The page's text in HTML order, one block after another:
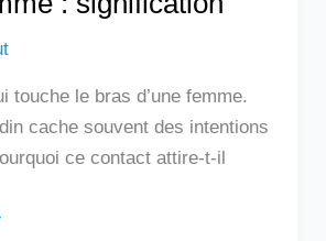
touche le bras d’une femme.
cache souvent des intentions
ce contact attire-t-il